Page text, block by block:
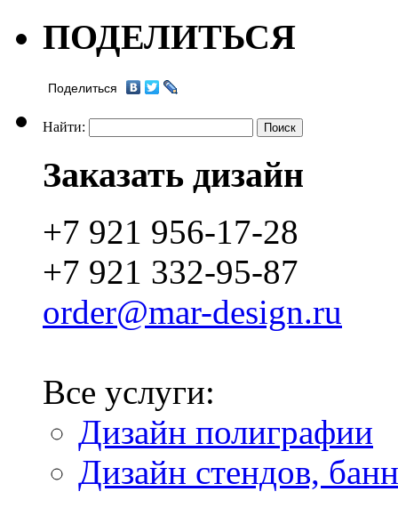
ПОДЕЛИТЬСЯ
Поделиться
Найти:
Заказать дизайн
+7 921 956-17-28
+7 921 332-95-87
order@mar-design.ru
Все услуги:
Дизайн полиграфии
Дизайн стендов,